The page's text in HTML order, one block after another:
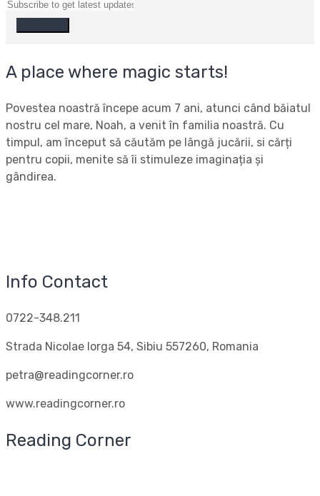
A place where magic starts!
Povestea noastră începe acum 7 ani, atunci când băiatul
nostru cel mare, Noah, a venit în familia noastră. Cu
timpul, am început să căutăm pe lângă jucării, si cărți
pentru copii, menite să îi stimuleze imaginația și
gândirea.
Info Contact
0722-348.211
Strada Nicolae Iorga 54, Sibiu 557260, Romania
petra@readingcorner.ro
www.readingcorner.ro
Reading Corner